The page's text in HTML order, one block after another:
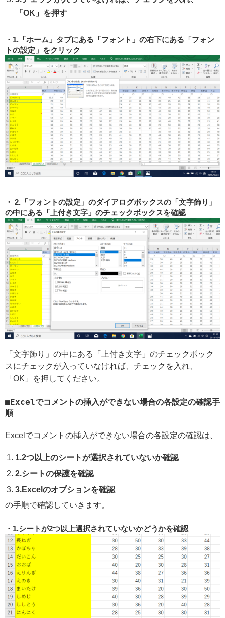
「OK」を押す
1.「ホーム」タブにある「フォント」の右下にある「フォン
トの設定」をクリック
2.「フォントの設定」のダイアログボックスの「文字飾り」
の中にある「上付き文字」のチェックボックスを確認
「文字飾り」の中にある「上付き文字」のチェックボック
スにチェックが入っていなければ、チェックを入れ、
「OK」を押してください。
Excelでコメントの挿入ができない場合の各設定の確認手
順
Excelでコメントの挿入ができない場合の各設定の確認は、
1.2つ以上のシートが選択されていないか確認
2.シートの保護を確認
3.Excelのオプションを確認
の手順で確認していきます。
1.シートが2つ以上選択されていないかどうかを確認